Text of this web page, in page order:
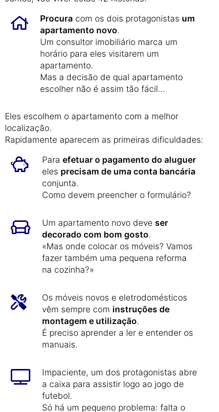
Procura com os dois protagonistas um
apartamento novo.
Um consultor imobiliário marca um
horário para eles visitarem um
apartamento.
Mas a decisão de qual apartamento
escolher não é assim tão fácil...
Eles escolhem o apartamento com a melhor
localização.
Rapidamente aparecem as primeiras dificuldades:
Para efetuar o pagamento do aluguer
eles precisam de uma conta bancária
conjunta.
Como devem preencher o formulário?
Um apartamento novo deve ser
decorado com bom gosto.
«Mas onde colocar os móveis? Vamos
fazer também uma pequena reforma
na cozinha?»
Os móveis novos e eletrodomésticos
vêm sempre com instruções de
montagem e utilização.
É preciso aprender a ler e entender os
manuais.
Impaciente, um dos protagonistas abre
a caixa para assistir logo ao jogo de
futebol.
Só há um pequeno problema: falta o